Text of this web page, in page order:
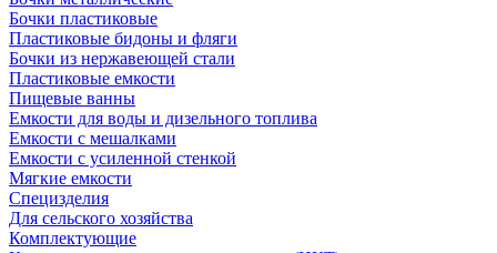
Бочки пластиковые
Пластиковые бидоны и фляги
Бочки из нержавеющей стали
Пластиковые емкости
Пищевые ванны
Емкости для воды и дизельного топлива
Емкости с мешалками
Емкости с усиленной стенкой
Мягкие емкости
Специзделия
Для сельского хозяйства
Комплектующие